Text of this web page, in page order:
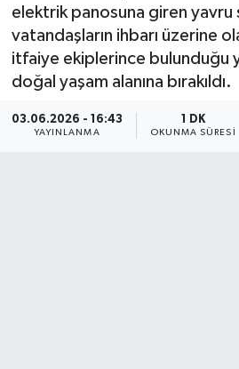
elektrik panosuna giren yavru
vatandaşların ihbarı üzerine
itfaiye ekiplerince bulunduğu
doğal yaşam alanına bırakıldı.
03.06.2026 - 16:43
YAYINLANMA
1 DK
OKUNMA SÜRESI
Yaşam